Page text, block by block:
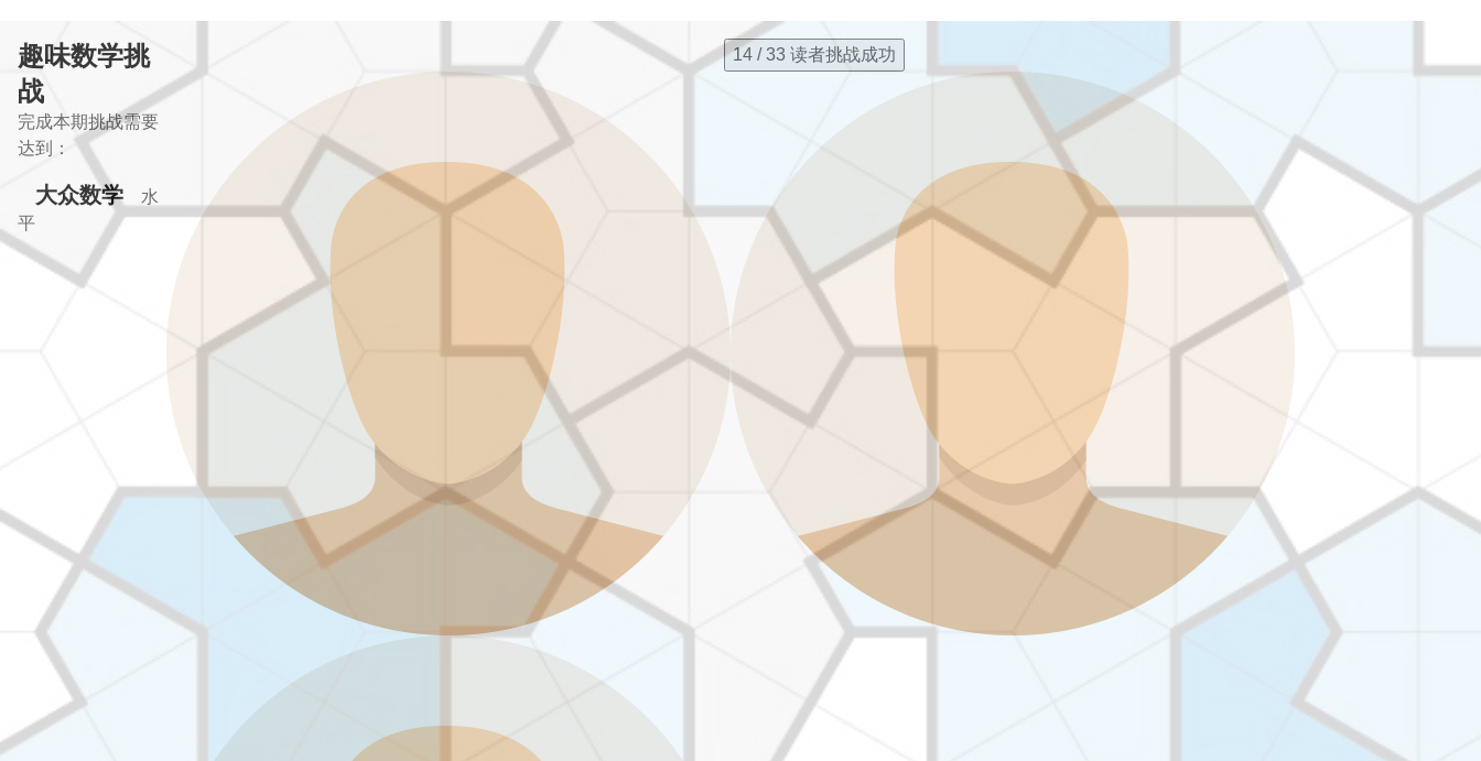
趣味数学挑
战
完成本期挑战需要
达到：
大众数学
水
平
14 / 33 读者挑战成功